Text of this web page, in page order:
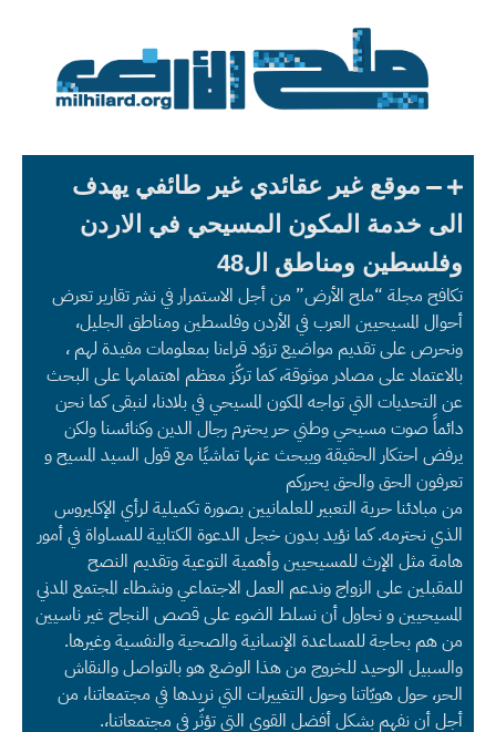
موقع غير عقائدي غير طائفي يهدف
الى خدمة المكون المسيحي في الاردن
وفلسطين ومناطق ال48
تكافح مجلة “ملح الأرض” من أجل الاستمرار في نشر تقارير تعرض
أحوال المسيحيين العرب في الأردن وفلسطين ومناطق الجليل،
ونحرص على تقديم مواضيع تزوّد قراءنا بمعلومات مفيدة لهم ،
بالاعتماد على مصادر موثوقة، كما تركّز معظم اهتمامها على البحث
عن التحديات التي تواجه المكون المسيحي في بلادنا، لنبقى كما نحن
دائماً صوت مسيحي وطني حر يحترم رجال الدين وكنائسنا ولكن
يرفض احتكار الحقيقة ويبحث عنها تماشيًا مع قول السيد المسيح و
تعرفون الحق والحق يحرركم
من مبادئنا حرية التعبير للعلمانيين بصورة تكميلية لرأي الإكليروس
الذي نحترمه. كما نؤيد بدون خجل الدعوة الكتابية للمساواة في أمور
هامة مثل الإرث للمسيحيين وأهمية التوعية وتقديم النصح
للمقبلين على الزواج وندعم العمل الاجتماعي ونشطاء المجتمع المدني
المسيحيين و نحاول أن نسلط الضوء على قصص النجاح غير ناسيين
من هم بحاجة للمساعدة الإنسانية والصحية والنفسية وغيرها.
والسبيل الوحيد للخروج من هذا الوضع هو بالتواصل والنقاش
الحر، حول هويّاتنا وحول التغييرات التي نريدها في مجتمعاتنا، من
أجل أن نفهم بشكل أفضل القوى التي تؤثّر في مجتمعاتنا،.